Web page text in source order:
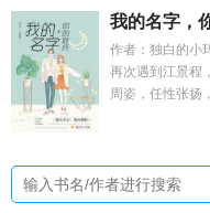
我的名字，
作者：独白的小
再次遇到江景程
周姿，任性张扬